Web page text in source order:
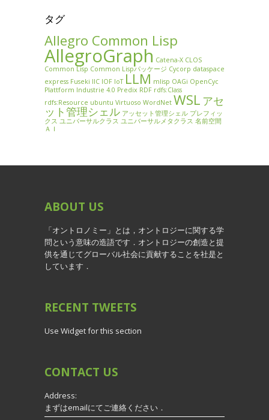
タグ
Allegro Common Lisp
AllegroGraph Catena-X CLOS
Common Lisp Common Lispパッケージ Cycorp dataspace
express Fuseki IIC IOF IoT LLM mlisp OAGi OpenCyc
Plattform Industrie 4.0 Predix RDF rdfs:Class
rdfs:Resource ubuntu Virtuoso WordNet WSL アセ
ット管理シェル アッセット管理シェル プレフィッ
クス ユニバーサルクラス ユニバーサルメタクラス 名前空間
ＡＩ
ABOUT US
「オントロノミー」とは，オントロジーに関する学
問という意味の造語です．オントロジーの創造と提
供を通じてグローバル社会に貢献することを社是と
しています．
RECENT TWEETS
Use Widget for this section
CONTACT US
Address:
まずはemailにてご連絡ください．